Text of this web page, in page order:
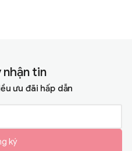
tin
ưu đãi hấp dẫn
ký